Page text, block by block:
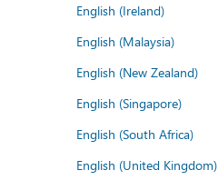
English (Ireland)
English (Malaysia)
English (New Zealand)
English (Singapore)
English (South Africa)
English (United Kingdom)